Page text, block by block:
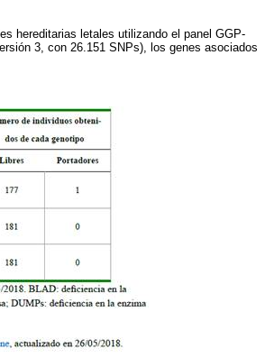
hereditarias letales utilizando el panel GGP-
3, con 26.151 SNPs), los genes asociados